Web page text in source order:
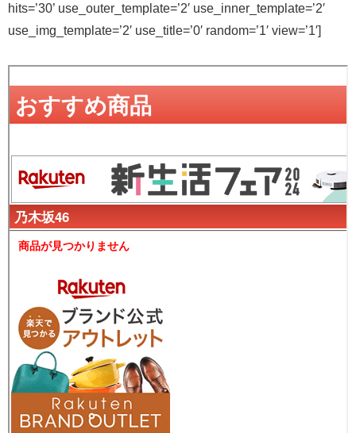
hits=’30’ use_outer_template=’2′ use_inner_template=’2′
use_img_template=’2′ use_title=’0′ random=’1′ view=’1′]